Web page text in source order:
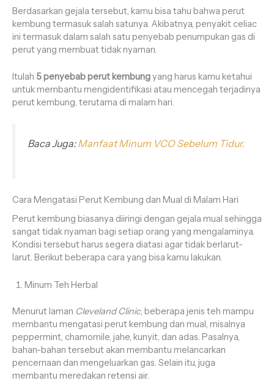
Berdasarkan gejala tersebut, kamu bisa tahu bahwa perut
kembung termasuk salah satunya. Akibatnya, penyakit celiac
ini termasuk dalam salah satu penyebab penumpukan gas di
perut yang membuat tidak nyaman.
Itulah 5 penyebab perut kembungyang harus kamu ketahui
untuk membantu mengidentifikasi atau mencegah terjadinya
perut kembung, terutama di malam hari.
Baca Juga:Manfaat Minum VCO Sebelum Tidur.
Cara Mengatasi Perut Kembung dan Mual di Malam Hari
Perut kembung biasanya diiringi dengan gejala mual sehingga
sangat tidak nyaman bagi setiap orang yang mengalaminya.
Kondisi tersebut harus segera diatasi agar tidak berlarut-
larut. Berikut beberapa cara yang bisa kamu lakukan.
Minum Teh Herbal
Menurut laman Cleveland Clinic, beberapa jenis teh mampu
membantu mengatasi perut kembung dan mual, misalnya
peppermint, chamomile, jahe, kunyit, dan adas. Pasalnya,
bahan-bahan tersebut akan membantu melancarkan
pencernaan dan mengeluarkan gas. Selain itu, juga
membantu meredakan retensi air.